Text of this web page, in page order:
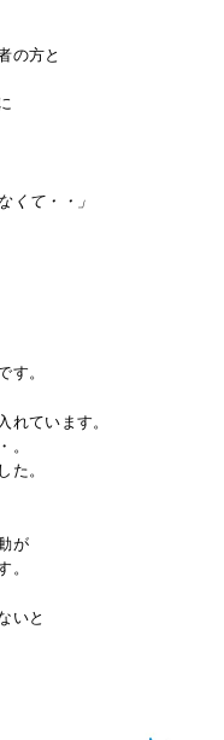
の方と
くて・・」
す。
れています。
。
た。
が
。
いと